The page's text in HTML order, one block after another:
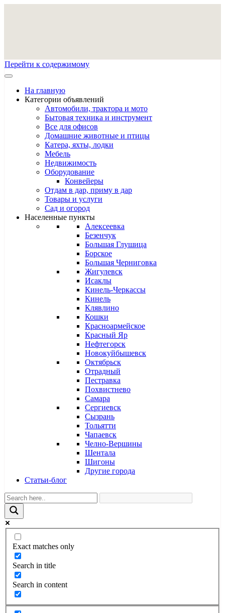
Перейти к содержимому
На главную
Категории объявлений
Автомобили, трактора и мото
Бытовая техника и инструмент
Все для офисов
Домашние животные и птицы
Катера, яхты, лодки
Мебель
Недвижимость
Оборудование
Конвейеры
Отдам в дар, приму в дар
Товары и услуги
Сад и огород
Населенные пункты
Алексеевка
Безенчук
Большая Глушица
Борское
Большая Черниговка
Жигулевск
Исаклы
Кинель-Черкассы
Кинель
Клявлино
Кошки
Красноармейское
Красный Яр
Нефтегорск
Новокуйбышевск
Октябрьск
Отрадный
Пестравка
Похвистнево
Самара
Сергиевск
Сызрань
Тольятти
Чапаевск
Челно-Вершины
Шентала
Шигоны
Другие города
Статьи-блог
Exact matches only
Search in title
Search in content